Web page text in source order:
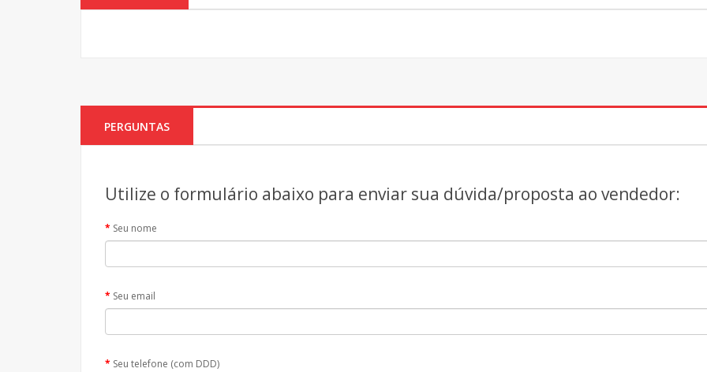
PERGUNTAS
Utilize o formulário abaixo para enviar sua dúvida/proposta ao vendedor:
Seu nome
Seu email
Seu telefone (com DDD)